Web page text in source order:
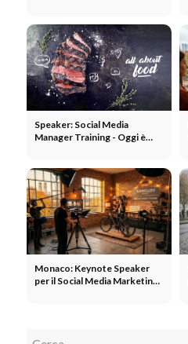
Speaker: Social Media
Manager Training - Oggi è
Monaco: Keynote Speaker
per il Social Media Marketing